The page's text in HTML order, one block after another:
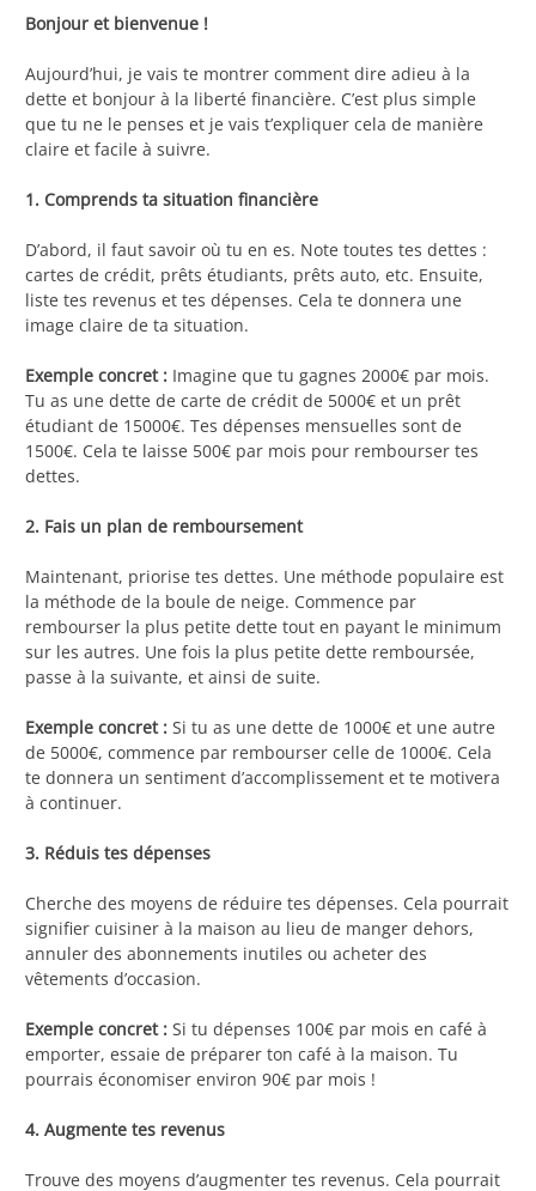
Bonjour et bienvenue !
Aujourd’hui, je vais te montrer comment dire adieu à la
dette et bonjour à la liberté financière. C’est plus simple
que tu ne le penses et je vais t’expliquer cela de manière
claire et facile à suivre.
1. Comprends ta situation financière
D’abord, il faut savoir où tu en es. Note toutes tes dettes :
cartes de crédit, prêts étudiants, prêts auto, etc. Ensuite,
liste tes revenus et tes dépenses. Cela te donnera une
image claire de ta situation.
Exemple concret : Imagine que tu gagnes 2000€ par mois.
Tu as une dette de carte de crédit de 5000€ et un prêt
étudiant de 15000€. Tes dépenses mensuelles sont de
1500€. Cela te laisse 500€ par mois pour rembourser tes
dettes.
2. Fais un plan de remboursement
Maintenant, priorise tes dettes. Une méthode populaire est
la méthode de la boule de neige. Commence par
rembourser la plus petite dette tout en payant le minimum
sur les autres. Une fois la plus petite dette remboursée,
passe à la suivante, et ainsi de suite.
Exemple concret : Si tu as une dette de 1000€ et une autre
de 5000€, commence par rembourser celle de 1000€. Cela
te donnera un sentiment d’accomplissement et te motivera
à continuer.
3. Réduis tes dépenses
Cherche des moyens de réduire tes dépenses. Cela pourrait
signifier cuisiner à la maison au lieu de manger dehors,
annuler des abonnements inutiles ou acheter des
vêtements d’occasion.
Exemple concret : Si tu dépenses 100€ par mois en café à
emporter, essaie de préparer ton café à la maison. Tu
pourrais économiser environ 90€ par mois !
4. Augmente tes revenus
Trouve des moyens d’augmenter tes revenus. Cela pourrait